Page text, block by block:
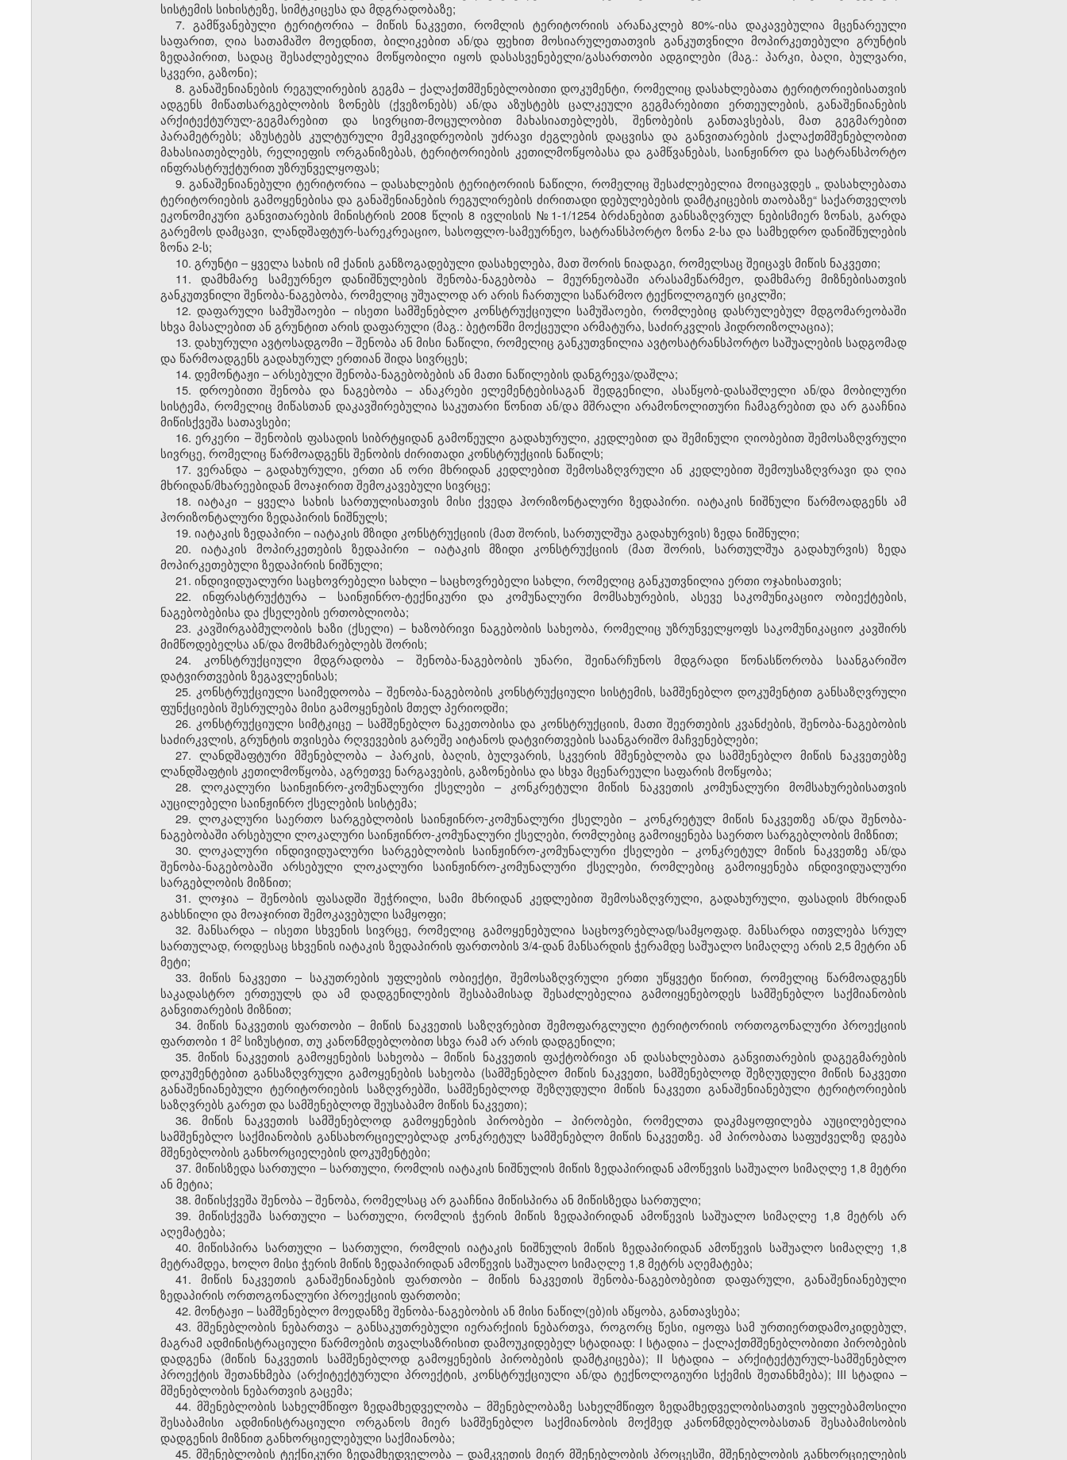
სისტემის სიხისტეზე, სიმტკიცესა და მდგრადობაზე;
7. გამწვანებული ტერიტორია – მიწის ნაკვეთი, რომლის ტერიტორიის არანაკლებ 80%-ისა დაკავებულია მცენარეული
საფარით, ღია სათამაშო მოედნით, ბილიკებით ან/და ფეხით მოსიარულეთათვის განკუთვნილი მოპირკეთებული გრუნტის
ზედაპირით, სადაც შესაძლებელია მოწყობილი იყოს დასასვენებელი/გასართობი ადგილები (მაგ.: პარკი, ბაღი, ბულვარი,
სკვერი, გაზონი);
8. განაშენიანების რეგულირების გეგმა – ქალაქთმშენებლობითი დოკუმენტი, რომელიც დასახლებათა ტერიტორიებისათვის
ადგენს მიწათსარგებლობის ზონებს (ქვეზონებს) ან/და აზუსტებს ცალკეული გეგმარებითი ერთეულების, განაშენიანების
არქიტექტურულ-გეგმარებით და სივრცით-მოცულობით მახასიათებლებს, შენობების განთავსებას, მათ გეგმარებით
პარამეტრებს; აზუსტებს კულტურული მემკვიდრეობის უძრავი ძეგლების დაცვისა და განვითარების ქალაქთმშენებლობით
მახასიათებლებს, რელიეფის ორგანიზებას, ტერიტორიების კეთილმოწყობასა და გამწვანებას, საინჟინრო და სატრანსპორტო
ინფრასტრუქტურით უზრუნველყოფას;
9. განაშენიანებული ტერიტორია – დასახლების ტერიტორიის ნაწილი, რომელიც შესაძლებელია მოიცავდეს„ დასახლებათა
ტერიტორიების გამოყენებისა და განაშენიანების რეგულირების ძირითადი დებულებების დამტკიცების თაობაზე“ საქართველოს
ეკონომიკური განვითარების მინისტრის 2008 წლის 8 ივლისის №1-1/1254 ბრძანებით განსაზღვრულ ნებისმიერ ზონას, გარდა
გარემოს დამცავი, ლანდშაფტურ-სარეკრეაციო, სასოფლო-სამეურნეო, სატრანსპორტო ზონა 2-სა და სამხედრო დანიშნულების
ზონა 2-ს;
10. გრუნტი – ყველა სახის იმ ქანის განზოგადებული დასახელება, მათ შორის ნიადაგი, რომელსაც შეიცავს მიწის ნაკვეთი;
11. დამხმარე სამეურნეო დანიშნულების შენობა-ნაგებობა – მეურნეობაში არასამეწარმეო, დამხმარე მიზნებისათვის
განკუთვნილი შენობა-ნაგებობა, რომელიც უშუალოდ არ არის ჩართული საწარმოო ტექნოლოგიურ ციკლში;
12. დაფარული სამუშაოები – ისეთი სამშენებლო კონსტრუქციული სამუშაოები, რომლებიც დასრულებულ მდგომარეობაში
სხვა მასალებით ან გრუნტით არის დაფარული (მაგ.: ბეტონში მოქცეული არმატურა, საძირკვლის ჰიდროიზოლაცია);
13. დახურული ავტოსადგომი – შენობა ან მისი ნაწილი, რომელიც განკუთვნილია ავტოსატრანსპორტო საშუალების სადგომად
და წარმოადგენს გადახურულ ერთიან შიდა სივრცეს;
14. დემონტაჟი – არსებული შენობა-ნაგებობების ან მათი ნაწილების დანგრევა/დაშლა;
15. დროებითი შენობა და ნაგებობა – ანაკრები ელემენტებისაგან შედგენილი, ასაწყობ-დასაშლელი ან/და მობილური
სისტემა, რომელიც მიწასთან დაკავშირებულია საკუთარი წონით ან/და მშრალი არამონოლითური ჩამაგრებით და არ გააჩნია
მიწისქვეშა სათავსები;
16. ერკერი – შენობის ფასადის სიბრტყიდან გამოწეული გადახურული, კედლებით და შემინული ღიობებით შემოსაზღვრული
სივრცე, რომელიც წარმოადგენს შენობის ძირითადი კონსტრუქციის ნაწილს;
17. ვერანდა – გადახურული, ერთი ან ორი მხრიდან კედლებით შემოსაზღვრული ან კედლებით შემოუსაზღვრავი და ღია
მხრიდან/მხარეებიდან მოაჯირით შემოკავებული სივრცე;
18. იატაკი – ყველა სახის სართულისათვის მისი ქვედა ჰორიზონტალური ზედაპირი. იატაკის ნიშნული წარმოადგენს ამ
ჰორიზონტალური ზედაპირის ნიშნულს;
19. იატაკის ზედაპირი – იატაკის მზიდი კონსტრუქციის (მათ შორის, სართულშუა გადახურვის) ზედა ნიშნული;
20. იატაკის მოპირკეთების ზედაპირი – იატაკის მზიდი კონსტრუქციის (მათ შორის, სართულშუა გადახურვის) ზედა
მოპირკეთებული ზედაპირის ნიშნული;
21. ინდივიდუალური საცხოვრებელი სახლი – საცხოვრებელი სახლი, რომელიც განკუთვნილია ერთი ოჯახისათვის;
22. ინფრასტრუქტურა – საინჟინრო-ტექნიკური და კომუნალური მომსახურების, ასევე საკომუნიკაციო ობიექტების,
ნაგებობებისა და ქსელების ერთობლიობა;
23. კავშირგაბმულობის ხაზი (ქსელი) – ხაზობრივი ნაგებობის სახეობა, რომელიც უზრუნველყოფს საკომუნიკაციო კავშირს
მიმწოდებელსა ან/და მომხმარებლებს შორის;
24. კონსტრუქციული მდგრადობა – შენობა-ნაგებობის უნარი, შეინარჩუნოს მდგრადი წონასწორობა საანგარიშო
დატვირთვების ზეგავლენისას;
25. კონსტრუქციული საიმედოობა – შენობა-ნაგებობის კონსტრუქციული სისტემის, სამშენებლო დოკუმენტით განსაზღვრული
ფუნქციების შესრულება მისი გამოყენების მთელ პერიოდში;
26. კონსტრუქციული სიმტკიცე – სამშენებლო ნაკეთობისა და კონსტრუქციის, მათი შეერთების კვანძების, შენობა-ნაგებობის
საძირკვლის, გრუნტის თვისება რღვევების გარეშე აიტანოს დატვირთვების საანგარიშო მაჩვენებლები;
27. ლანდშაფტური მშენებლობა – პარკის, ბაღის, ბულვარის, სკვერის მშენებლობა და სამშენებლო მიწის ნაკვეთებზე
ლანდშაფტის კეთილმოწყობა, აგრეთვე ნარგავების, გაზონებისა და სხვა მცენარეული საფარის მოწყობა;
28. ლოკალური საინჟინრო-კომუნალური ქსელები – კონკრეტული მიწის ნაკვეთის კომუნალური მომსახურებისათვის
აუცილებელი საინჟინრო ქსელების სისტემა;
29. ლოკალური საერთო სარგებლობის საინჟინრო-კომუნალური ქსელები – კონკრეტულ მიწის ნაკვეთზე ან/და შენობა-
ნაგებობაში არსებული ლოკალური საინჟინრო-კომუნალური ქსელები, რომლებიც გამოიყენება საერთო სარგებლობის მიზნით;
30. ლოკალური ინდივიდუალური სარგებლობის საინჟინრო-კომუნალური ქსელები – კონკრეტულ მიწის ნაკვეთზე ან/და
შენობა-ნაგებობაში არსებული ლოკალური საინჟინრო-კომუნალური ქსელები, რომლებიც გამოიყენება ინდივიდუალური
სარგებლობის მიზნით;
31. ლოჯია – შენობის ფასადში შეჭრილი, სამი მხრიდან კედლებით შემოსაზღვრული, გადახურული, ფასადის მხრიდან
გახსნილი და მოაჯირით შემოკავებული სამყოფი;
32. მანსარდა – ისეთი სხვენის სივრცე, რომელიც გამოყენებულია საცხოვრებლად/სამყოფად. მანსარდა ითვლება სრულ
სართულად, როდესაც სხვენის იატაკის ზედაპირის ფართობის 3/4-დან მანსარდის ჭერამდე საშუალო სიმაღლე არის 2,5 მეტრი ან
მეტი;
33. მიწის ნაკვეთი – საკუთრების უფლების ობიექტი, შემოსაზღვრული ერთი უწყვეტი წირით, რომელიც წარმოადგენს
საკადასტრო ერთეულს და ამ დადგენილების შესაბამისად შესაძლებელია გამოიყენებოდეს სამშენებლო საქმიანობის
განვითარების მიზნით;
34. მიწის ნაკვეთის ფართობი – მიწის ნაკვეთის საზღვრებით შემოფარგლული ტერიტორიის ორთოგონალური პროექციის
ფართობი 1 მ​2 სიზუსტით, თუ კანონმდებლობით სხვა რამ არ არის დადგენილი;
35. მიწის ნაკვეთის გამოყენების სახეობა – მიწის ნაკვეთის ფაქტობრივი ან დასახლებათა განვითარების დაგეგმარების
დოკუმენტებით განსაზღვრული გამოყენების სახეობა (სამშენებლო მიწის ნაკვეთი, სამშენებლოდ შეზღუდული მიწის ნაკვეთი
განაშენიანებული ტერიტორიების საზღვრებში, სამშენებლოდ შეზღუდული მიწის ნაკვეთი განაშენიანებული ტერიტორიების
საზღვრებს გარეთ და სამშენებლოდ შეუსაბამო მიწის ნაკვეთი);
36. მიწის ნაკვეთის სამშენებლოდ გამოყენების პირობები – პირობები, რომელთა დაკმაყოფილება აუცილებელია
სამშენებლო საქმიანობის განსახორციელებლად კონკრეტულ სამშენებლო მიწის ნაკვეთზე. ამ პირობათა საფუძველზე დგება
მშენებლობის განხორციელების დოკუმენტები;
37. მიწისზედა სართული – სართული, რომლის იატაკის ნიშნულის მიწის ზედაპირიდან ამოწევის საშუალო სიმაღლე 1,8 მეტრი
ან მეტია;
38. მიწისქვეშა შენობა – შენობა, რომელსაც არ გააჩნია მიწისპირა ან მიწისზედა სართული;
39. მიწისქვეშა სართული – სართული, რომლის ჭერის მიწის ზედაპირიდან ამოწევის საშუალო სიმაღლე 1,8 მეტრს არ
აღემატება;
40. მიწისპირა სართული – სართული, რომლის იატაკის ნიშნულის მიწის ზედაპირიდან ამოწევის საშუალო სიმაღლე 1,8
მეტრამდეა, ხოლო მისი ჭერის მიწის ზედაპირიდან ამოწევის საშუალო სიმაღლე 1,8 მეტრს აღემატება;
41. მიწის ნაკვეთის განაშენიანების ფართობი – მიწის ნაკვეთის შენობა-ნაგებობებით დაფარული, განაშენიანებული
ზედაპირის ორთოგონალური პროექციის ფართობი;
42. მონტაჟი – სამშენებლო მოედანზე შენობა-ნაგებობის ან მისი ნაწილ(ებ)ის აწყობა, განთავსება;
43. მშენებლობის ნებართვა – განსაკუთრებული იერარქიის ნებართვა, როგორც წესი, იყოფა სამ ურთიერთდამოკიდებულ,
მაგრამ ადმინისტრაციული წარმოების თვალსაზრისით დამოუკიდებელ სტადიად: I სტადია – ქალაქთმშენებლობითი პირობების
დადგენა (მიწის ნაკვეთის სამშენებლოდ გამოყენების პირობების დამტკიცება); II სტადია – არქიტექტურულ-სამშენებლო
პროექტის შეთანხმება (არქიტექტურული პროექტის, კონსტრუქციული ან/და ტექნოლოგიური სქემის შეთანხმება); III სტადია –
მშენებლობის ნებართვის გაცემა;
44. მშენებლობის სახელმწიფო ზედამხედველობა – მშენებლობაზე სახელმწიფო ზედამხედველობისათვის უფლებამოსილი
შესაბამისი ადმინისტრაციული ორგანოს მიერ სამშენებლო საქმიანობის მოქმედ კანონმდებლობასთან შესაბამისობის
დადგენის მიზნით განხორციელებული საქმიანობა;
45. მშენებლობის ტექნიკური ზედამხედველობა – დამკვეთის მიერ მშენებლობის პროცესში, მშენებლობის განხორციელების